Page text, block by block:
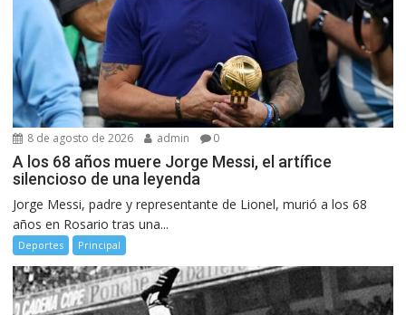
8 de agosto de 2026 admin 0
A los 68 años muere Jorge Messi, el artífice
silencioso de una leyenda
Jorge Messi, padre y representante de Lionel, murió a los 68
años en Rosario tras una...
Deportes Principal